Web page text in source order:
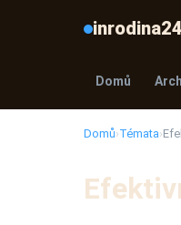
Domů
Domů›Témata›